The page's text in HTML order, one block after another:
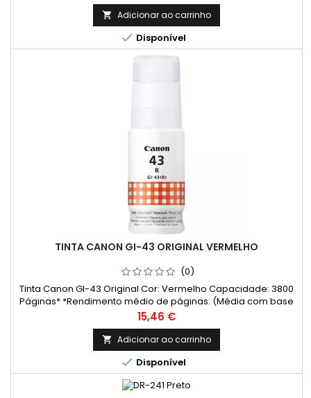
 Adicionar ao carrinho
 Disponível
TINTA CANON GI-43 ORIGINAL VERMELHO
(0)
Tinta Canon GI-43 Original Cor: Vermelho Capacidade: 3800
Páginas* *Rendimento médio de páginas: (Média com base
na norma ISO/IEC 24711 e impressão contínua. O rendimento
real varia consideravelmente com base no conteúdo das
páginas impressas e noutros factores.)
Preço
15,46 €
 Adicionar ao carrinho
 Disponível